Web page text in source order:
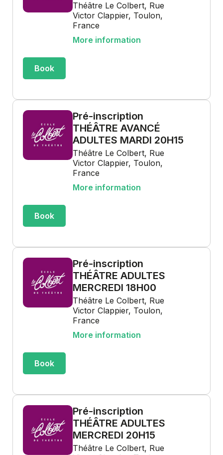
Théâtre Le Colbert, Rue
Victor Clappier, Toulon,
France
More information
Book
Pré-inscription
THÉÂTRE AVANCÉ
ADULTES MARDI 20H15
Théâtre Le Colbert, Rue
Victor Clappier, Toulon,
France
More information
Book
Pré-inscription
THÉÂTRE ADULTES
MERCREDI 18H00
Théâtre Le Colbert, Rue
Victor Clappier, Toulon,
France
More information
Book
Pré-inscription
THÉÂTRE ADULTES
MERCREDI 20H15
Théâtre Le Colbert, Rue